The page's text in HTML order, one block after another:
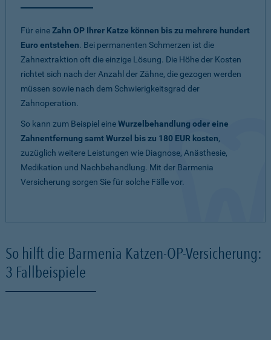
Für eineZahn OP Ihrer Katze können bis zu mehrere hundert
Euro entstehen. Bei permanenten Schmerzen ist die
Zahnextraktion oft die einzige Lösung. Die Höhe der Kosten
richtet sich nach der Anzahl der Zähne, die gezogen werden
müssen sowie nach dem Schwierigkeitsgrad der
Zahnoperation.
So kann zum Beispiel eineWurzelbehandlung oder eine
Zahnentfernung samt Wurzel bis zu 180 EUR kosten,
zuzüglich weitere Leistungen wie Diagnose, Anästhesie,
Medikation und Nachbehandlung. Mit der Barmenia
Versicherung sorgen Sie für solche Fälle vor.
So hilft die Barmenia Katzen-OP-Versicherung:
3 Fallbeispiele